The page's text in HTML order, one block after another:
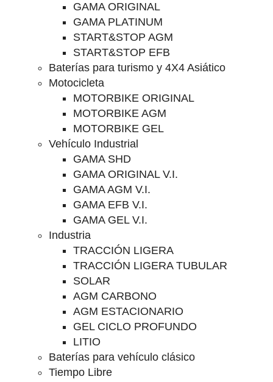
GAMA ORIGINAL
GAMA PLATINUM
START&STOP AGM
START&STOP EFB
Baterías para turismo y 4X4 Asiático
Motocicleta
MOTORBIKE ORIGINAL
MOTORBIKE AGM
MOTORBIKE GEL
Vehículo Industrial
GAMA SHD
GAMA ORIGINAL V.I.
GAMA AGM V.I.
GAMA EFB V.I.
GAMA GEL V.I.
Industria
TRACCIÓN LIGERA
TRACCIÓN LIGERA TUBULAR
SOLAR
AGM CARBONO
AGM ESTACIONARIO
GEL CICLO PROFUNDO
LITIO
Baterías para vehículo clásico
Tiempo Libre